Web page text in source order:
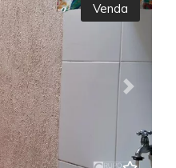
Next
Venda